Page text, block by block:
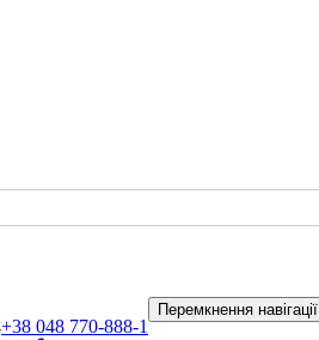
+38 048 770-888-1
Перемкнення навігації